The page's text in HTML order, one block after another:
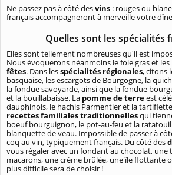
Ne passez pas à côté desvins : rouges ou
français accompagneront à merveille votre
Quelles sont les spécialités
Elles sont tellement nombreuses qu'il est
Nous évoquerons néanmoins le foie gras et
fêtes. Dans lesspécialités régionales, citons
basquaise, les escargots de Bourgogne, la
la fondue savoyarde, ainsi que la fondue
et la bouillabaisse. La pomme de terreest
dauphinois, le hachis Parmentier et la
recettes familiales traditionnellesqui
boeuf bourguignon, le pot-au-feu et la
blanquette de veau. Impossible de passer à
coq au vin, typiquement français. Du côté des
vous régaler avec un fondant au chocolat, une
macarons, une crème brûlée, une île flottante
plus difficile sera de choisir !